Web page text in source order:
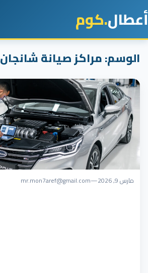
أعطال.كوم
الوسم:مراكز صيانة شانجان
مارس 9, 2026 —
mr.mon7aref@gmail.com